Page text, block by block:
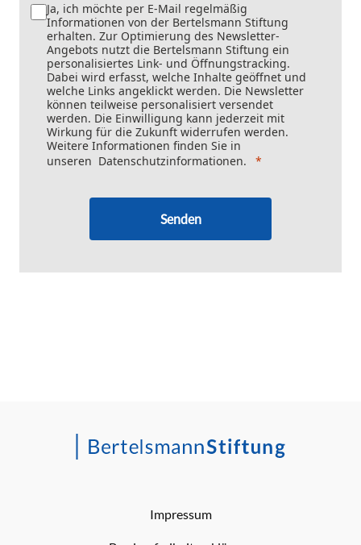
Ja, ich möchte per E-Mail regelmäßig
Informationen von der Bertelsmann Stiftung
erhalten. Zur Optimierung des Newsletter-
Angebots nutzt die Bertelsmann Stiftung ein
personalisiertes Link- und Öffnungstracking.
Dabei wird erfasst, welche Inhalte geöffnet und
welche Links angeklickt werden. Die Newsletter
können teilweise personalisiert versendet
werden. Die Einwilligung kann jederzeit mit
Wirkung für die Zukunft widerrufen werden.
Weitere Informationen finden Sie in
unseren Datenschutzinformationen.
Senden
Impressum